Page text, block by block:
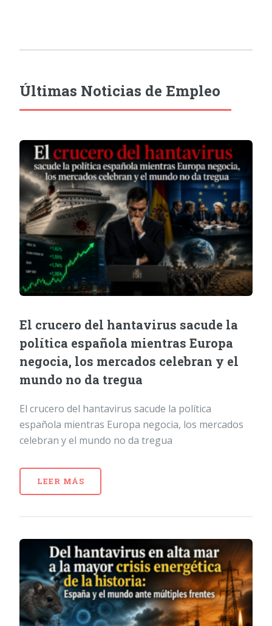
Últimas Noticias de Empleo
El crucero del hantavirus sacude la
política española mientras Europa
negocia, los mercados celebran y el
mundo no da tregua
El crucero del hantavirus sacude la política
española mientras Europa negocia, los mercados
celebran y el mundo no da tregua
LEER MÁS